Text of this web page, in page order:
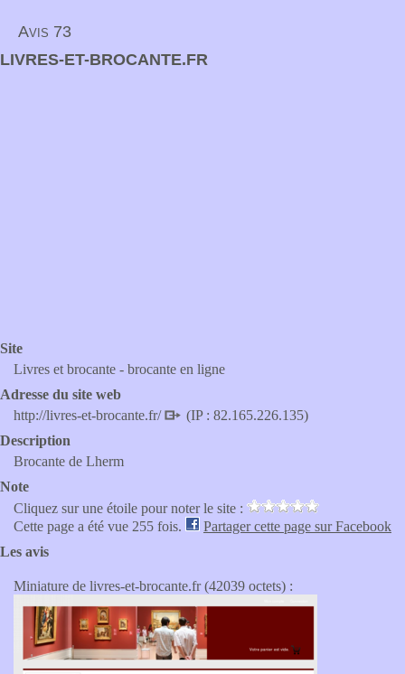
Avis 73
LIVRES-ET-BROCANTE.FR
Site
Livres et brocante - brocante en ligne
Adresse du site web
http://livres-et-brocante.fr/
(IP : 82.165.226.135)
Description
Brocante de Lherm
Note
Cliquez sur une étoile pour noter le site :
Cette page a été vue 255 fois.
Partager cette page sur Facebook
Les avis
Miniature de livres-et-brocante.fr (42039 octets) :